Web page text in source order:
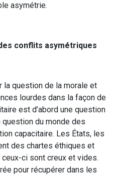
asymétrie.
conflits asymétriques
question de la morale et
lourdes dans la façon de
est d’abord une question
question du monde des
capacitaire. Les États, les
des chartes éthiques et
ci sont creux et vides.
pour récupérer dans les